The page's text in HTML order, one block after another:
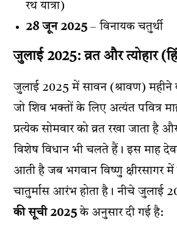
रथ यात्रा)
28 जून 2025 – विनायक चतुर्थी
जुलाई 2025: व्रत और त्योहार (
जुलाई 2025 में सावन (श्रावण) महीने
जो शिव भक्तों के लिए अत्यंत पवित्र
प्रत्येक सोमवार को व्रत रखा जाता है
विशेष विधान भी चलते हैं। इस माह
आती है जब भगवान विष्णु क्षीरसागर
चातुर्मास आरंभ होता है। नीचे जुलाई
की सूची 2025 के अनुसार दी गई है: